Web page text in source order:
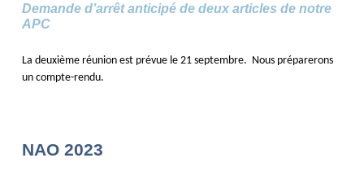
Demande d’arrêt anticipé de deux articles de notre
APC
La deuxième réunion est prévue le 21 septembre. Nous préparerons
un compte-rendu.
NAO 2023